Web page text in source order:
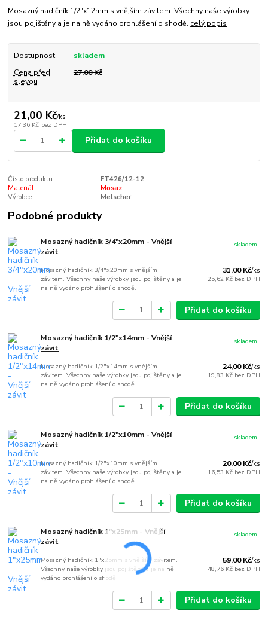
Mosazný hadičník 1/2"x12mm s vnějším závitem. Všechny naše výrobky
jsou pojištěny a je na ně vydáno prohlášení o shodě. celý popis
Dostupnost
skladem
Cena před
slevou
27,00 Kč
21,00 Kč/ks
17,36 Kč bez DPH
Přidat do košíku
Číslo produktu:
FT426/12-12
Materiál:
Mosaz
Výrobce:
Melscher
Podobné produkty
Mosazný hadičník 3/4"x20mm - Vnější
závit
Mosazný hadičník 3/4"x20mm s vnějším
závitem. Všechny naše výrobky jsou pojištěny a je
na ně vydáno prohlášení o shodě.
31,00 Kč/ks
25,62 Kč bez DPH
skladem
Přidat do košíku
Mosazný hadičník 1/2"x14mm - Vnější
závit
Mosazný hadičník 1/2"x14mm s vnějším
závitem. Všechny naše výrobky jsou pojištěny a je
na ně vydáno prohlášení o shodě.
24,00 Kč/ks
19,83 Kč bez DPH
skladem
Přidat do košíku
Mosazný hadičník 1/2"x10mm - Vnější
závit
Mosazný hadičník 1/2"x10mm s vnějším
závitem. Všechny naše výrobky jsou pojištěny a je
na ně vydáno prohlášení o shodě.
20,00 Kč/ks
16,53 Kč bez DPH
skladem
Přidat do košíku
Mosazný hadičník 1"x25mm - Vnější
závit
Mosazný hadičník 1"x25mm s vnějším závitem.
Všechny naše výrobky jsou pojištěny a je na ně
vydáno prohlášení o shodě.
59,00 Kč/ks
48,76 Kč bez DPH
skladem
Přidat do košíku